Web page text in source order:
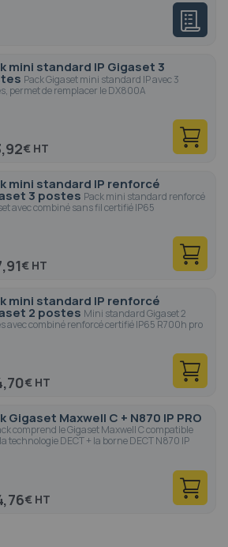
mini standard IP Gigaset 3
Pack Gigaset mini standard IP avec 3
permet de remplacer le DX800A
€
mini standard IP renforcé
3 postes Pack mini standard renforcé
avec combiné sans fil certifié IP65
€
mini standard IP renforcé
2 postes Mini standard Gigaset 2
avec combiné renforcé certifié IP65 R700h pro
€
Gigaset Maxwell C + N870 IP PRO
comprend le Gigaset Maxwell C compatible
technologie DECT + la borne DECT N870 IP
€